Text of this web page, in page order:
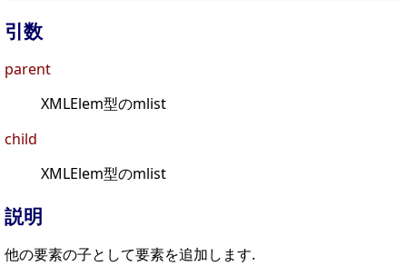
引数
parent
XMLElem型のmlist
child
XMLElem型のmlist
説明
他の要素の子として要素を追加します.